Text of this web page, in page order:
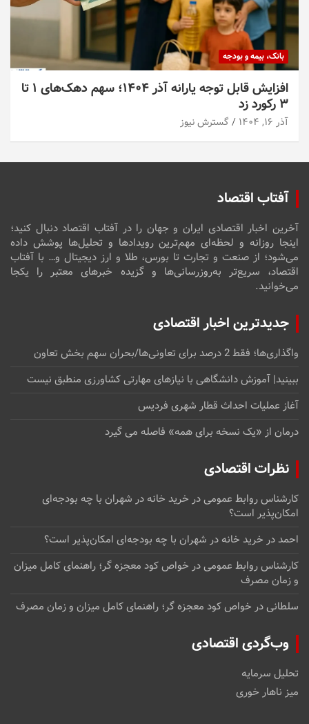
بانک، بیمه و بودجه
افزایش قابل توجه یارانه آذر ۱۴۰۴؛ سهم دهک‌های ۱ تا
۳ رکورد زد
آذر ۱۶, ۱۴۰۴ گسترش نیوز
آفتاب اقتصاد
آخرین اخبار اقتصادی ایران و جهان را در آفتاب اقتصاد دنبال کنید؛
اینجا روزانه و لحظه‌ای مهم‌ترین رویدادها و تحلیل‌ها پوشش داده
می‌شود؛ از صنعت و تجارت تا بورس، طلا و ارز دیجیتال و… با آفتاب
اقتصاد، سریع‌تر به‌روزرسانی‌ها و گزیده خبرهای معتبر را یکجا
می‌خوانید.
جدیدترین اخبار اقتصادی
واگذاری‌ها؛ فقط 2 درصد برای تعاونی‌ها/بحران سهم بخش تعاون
ببینید| آموزش دانشگاهی با نیازهای مهارتی کشاورزی منطبق نیست
آغاز عملیات احداث قطار شهری فردیس
درمان از «یک نسخه برای همه» فاصله می گیرد
نظرات اقتصادی
کارشناس روابط عمومیدرخرید خانه در شهران با چه بودجه‌ای
امکان‌پذیر است؟
احمددرخرید خانه در شهران با چه بودجه‌ای امکان‌پذیر است؟
کارشناس روابط عمومیدرخواص کود معجزه گر؛ راهنمای کامل میزان
و زمان مصرف
سلطانیدرخواص کود معجزه گر؛ راهنمای کامل میزان و زمان مصرف
وب‌گردی اقتصادی
تحلیل سرمایه
میز ناهار خوری